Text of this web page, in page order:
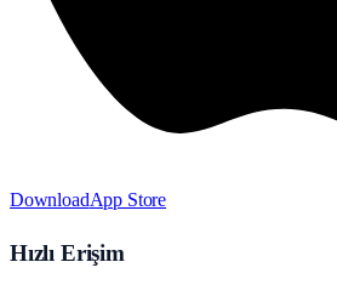
DownloadApp Store
Hızlı Erişim